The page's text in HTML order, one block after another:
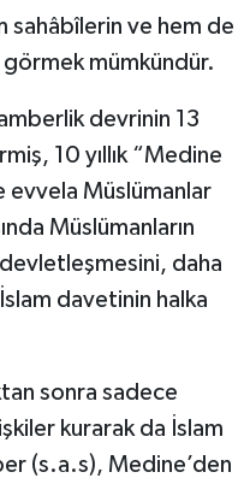
sahâbîlerin ve hem de
görmek mümkündür.
devrinin 13
10 yıllık “Medine
evvela Müslümanlar
Müslümanların
daha
davetinin halka
sonra sadece
kurarak da İslam
(s.a.s), Medine’den